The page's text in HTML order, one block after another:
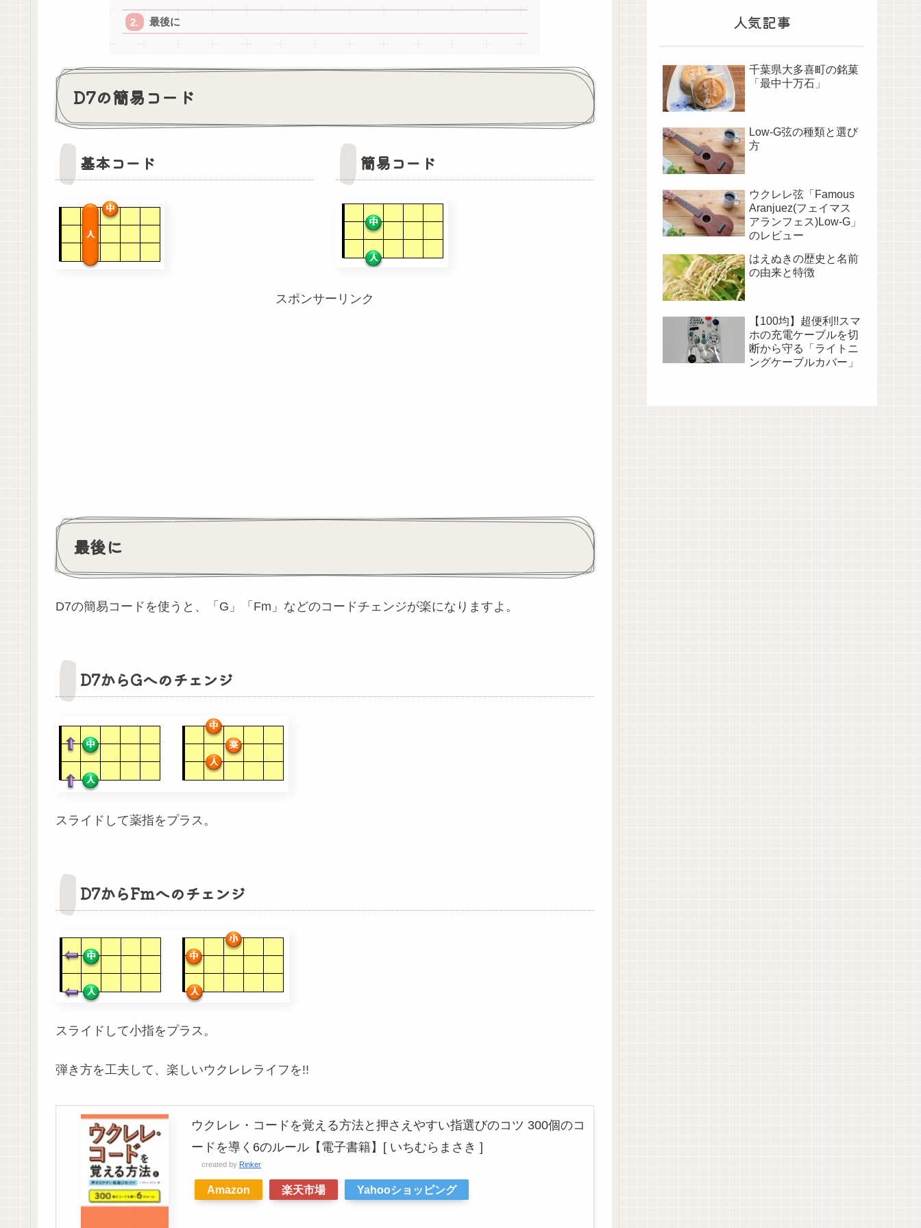
最後に
D7の簡易コード
基本コード 簡易コード
スポンサーリンク
最後に
D7の簡易コードを使うと、「G」「Fm」などのコードチェンジが楽になりますよ。
D7からGへのチェンジ
スライドして薬指をプラス。
D7からFmへのチェンジ
スライドして小指をプラス。
弾き方を工夫して、楽しいウクレレライフを!!
ウクレレ・コードを覚える方法と押さえやすい指選びのコツ 300個のコ
ードを導く6のルール【電子書籍】[ いちむらまさき ]
created by Rinker
Amazon 楽天市場 Yahooショッピング
人気記事
千葉県大多喜町の銘菓
「最中十万石」
Low-G弦の種類と選び
方
ウクレレ弦「Famous
Aranjuez(フェイマス
アランフェス)Low-G」
のレビュー
はえぬきの歴史と名前
の由来と特徴
【100均】超便利!!スマ
ホの充電ケーブルを切
断から守る「ライトニ
ングケーブルカバー」